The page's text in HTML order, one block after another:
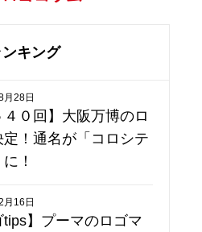
キング
月28日
４０回】大阪万博のロ
定！通名が「コロシテ
！
月16日
tips】プーマのロゴマ